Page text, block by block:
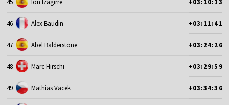
46 Alex Baudin +03:11:41
47 Abel Balderstone +03:24:26
48 Marc Hirschi +03:29:59
49 Mathias Vacek +03:34:36